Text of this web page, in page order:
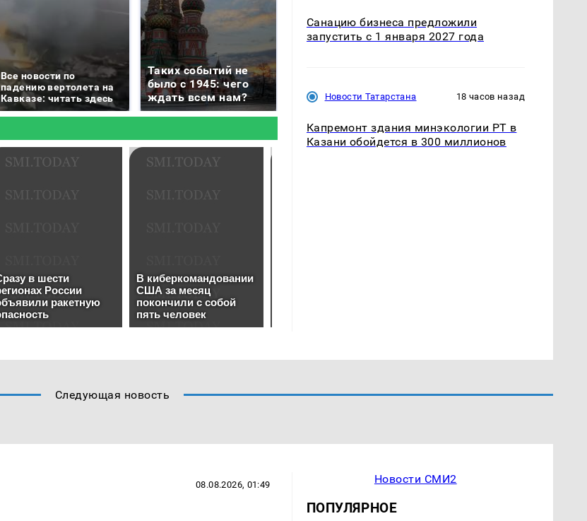
Все новости по
падению вертолета на
Кавказе: читать здесь
Таких событий не
было с 1945: чего
ждать всем нам?
продукта: что купить?
подожгли.
Санацию бизнеса предложили
запустить с 1 января 2027 года
Новости Татарстана 18 часов назад
Капремонт здания минэкологии РТ в
Казани обойдется в 300 миллионов
Следующая новость
08.08.2026, 01:49 Новости СМИ2
ПОПУЛЯРНОЕ